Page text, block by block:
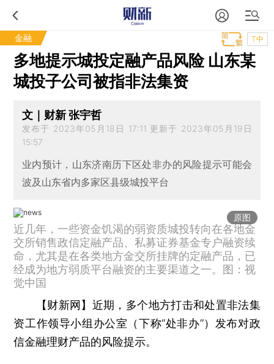
金融 T中
多地提示城投定融产品风险 山东某
城投子公司被指非法集资
文｜财新 张宇哲
发布于 2023年05月18日 17:11 更新于 2023年05月19日
15:57
业内预计，山东济南历下区处非办的风险提示可能会
波及山东省内多家区县级城投平台
原图
近几年，一些资金饥渴的弱资质城投转向在各地金
交所销售政信定融产品、私募证券基金专户融资续
命，尤其是在各类地方金交所挂牌的定融产品，已
经成为地方弱质平台融资的主要渠道之一。图：视
觉中国
【财新网】 近期，多个地方打击和处置非法集
资工作领导小组办公室（下称“处非办”）发布对政
信金融理财产品的风险提示。